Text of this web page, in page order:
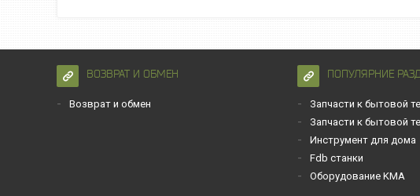
ВОЗВРАТ И ОБМЕН
Возврат и обмен
ПОПУЛЯРНИЕ
Запчасти к бытовой
Запчасти к бытовой
Инструмент для дома
Fdb станки
Оборудование KMA